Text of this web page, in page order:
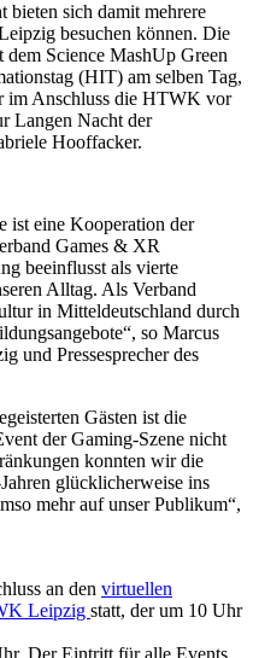
bieten sich damit mehrere
besuchen können. Die
Science MashUp Green
(HIT) am selben Tag,
im Anschluss die HTWK vor
Langen Nacht der
Hooffacker.
ist eine Kooperation der
Games & XR
beeinflusst als vierte
Alltag. Als Verband
in Mitteldeutschland durch
so Marcus
und Pressesprecher des
Gästen ist die
der Gaming-Szene nicht
konnten wir die
glücklicherweise ins
mehr auf unser Publikum“,
an den virtuellen
Leipzig statt, der um 10 Uhr